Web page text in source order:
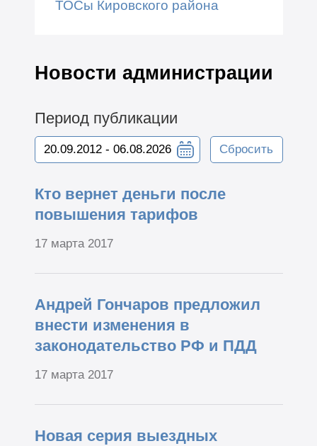
ТОСы Кировского района
Новости администрации
Период публикации
Сбросить
Кто вернет деньги после
повышения тарифов
17 марта 2017
Андрей Гончаров предложил
внести изменения в
законодательство РФ и ПДД
17 марта 2017
Новая серия выездных